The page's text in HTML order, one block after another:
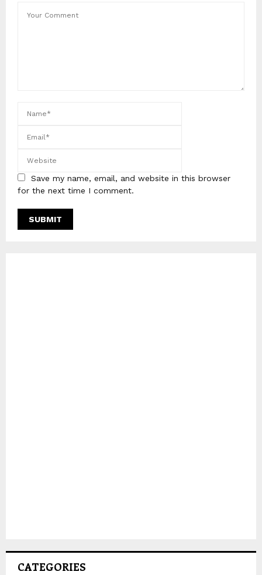
Save my name, email, and website in this browser
for the next time I comment.
CATEGORIES